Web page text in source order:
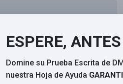
ESPERE,
Domine su Prueba Escrita de
nuestra Hoja de Ayuda